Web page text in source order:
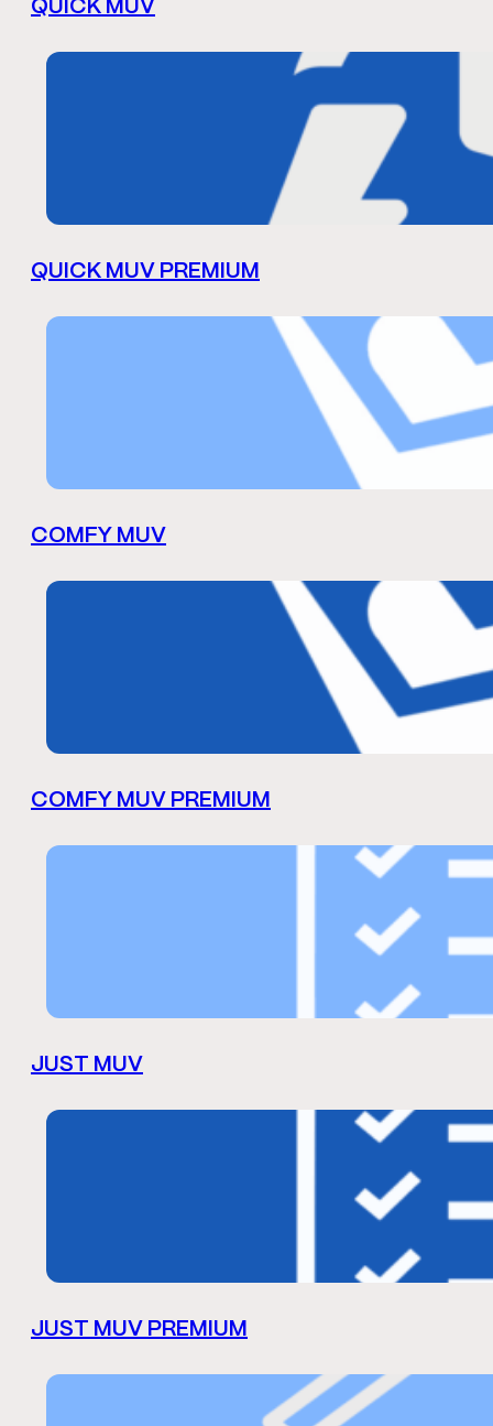
QUICK MUV
QUICK MUV PREMIUM
COMFY MUV
COMFY MUV PREMIUM
JUST MUV
JUST MUV PREMIUM